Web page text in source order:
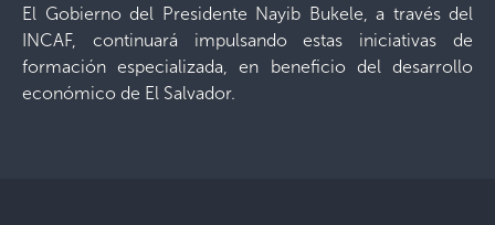
El Gobierno del Presidente Nayib Bukele, a través del
INCAF, continuará impulsando estas iniciativas de
formación especializada, en beneficio del desarrollo
económico de El Salvador.